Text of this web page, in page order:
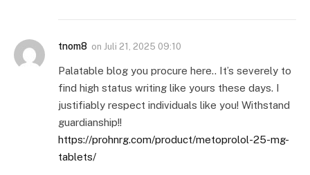
tnom8 on Juli 21, 2025 09:10
Palatable blog you procure here.. It’s severely to
find high status writing like yours these days. I
justifiably respect individuals like you! Withstand
guardianship!!
https://prohnrg.com/product/metoprolol-25-mg-
tablets/